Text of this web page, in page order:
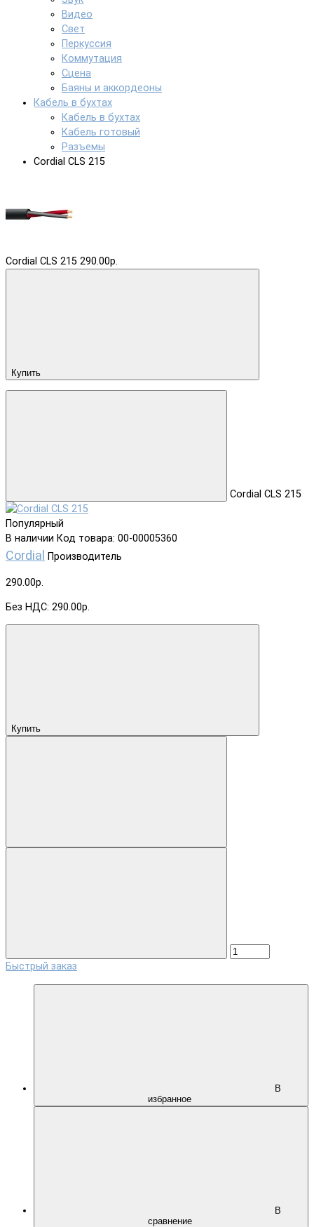
Видео
Свет
Перкуссия
Коммутация
Сцена
Баяны и аккордеоны
Кабель в бухтах
Кабель в бухтах
Кабель готовый
Разъемы
Cordial CLS 215
Cordial CLS 215 290.00р.
Купить
Cordial CLS 215
Популярный
В наличии Код товара: 00-00005360
Cordial Производитель
290.00р.
Без НДС: 290.00р.
Купить
Быстрый заказ
В
избранное
В
сравнение